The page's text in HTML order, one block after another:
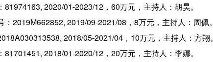
2020/01-2023/12，60万元，主持人：胡昊。
2019M662852, 2019/09-2021/08，8万元，主持人：周佩。
2018/05-2021/04，10万元，主持人：方翔。
2018/01-2020/12，20万元，主持人：李娜。